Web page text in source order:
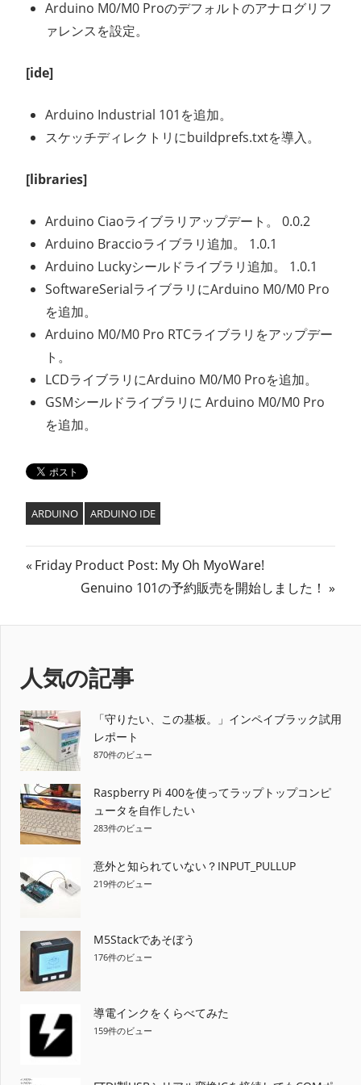
Arduino M0/M0 Proのデフォルトのアナログリフ
ァレンスを設定。
[ide]
Arduino Industrial 101を追加。
スケッチディレクトリにbuildprefs.txtを導入。
[libraries]
Arduino Ciaoライブラリアップデート。 0.0.2
Arduino Braccioライブラリ追加。 1.0.1
Arduino Luckyシールドライブラリ追加。 1.0.1
SoftwareSerialライブラリにArduino M0/M0 Pro
を追加。
Arduino M0/M0 Pro RTCライブラリをアップデー
ト。
LCDライブラリにArduino M0/M0 Proを追加。
GSMシールドライブラリに Arduino M0/M0 Pro
を追加。
ARDUINO ARDUINO IDE
投
ナ
ビ
ゲ
ー
シ
ョ
ン
前
Friday Product Post: My Oh MyoWare!
次
Genuino 101の予約販売を開始しました！
人気の記事
「守りたい、この基板。」インペイブラック試用
レポート
870件のビュー
Raspberry Pi 400を使ってラップトップコンピ
ュータを自作したい
283件のビュー
意外と知られていない？INPUT_PULLUP
219件のビュー
M5Stackであそぼう
176件のビュー
導電インクをくらべてみた
159件のビュー